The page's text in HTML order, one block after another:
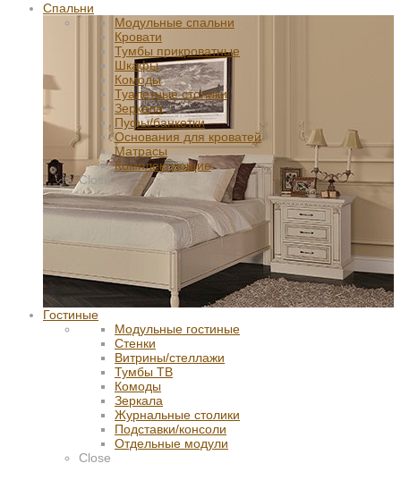
Спальни
Модульные спальни
Кровати
Тумбы прикроватные
Шкафы
Комоды
Туалетные столики
Зеркала
Пуфы/банкетки
Основания для кроватей
Матрасы
Комплектующие
Close
Гостиные
Модульные гостиные
Стенки
Витрины/стеллажи
Тумбы ТВ
Комоды
Зеркала
Журнальные столики
Подставки/консоли
Отдельные модули
Close